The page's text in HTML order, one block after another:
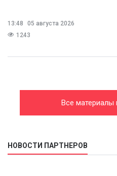
13:48
05 августа 2026
1243
Все
НОВОСТИ ПАРТНЕРОВ